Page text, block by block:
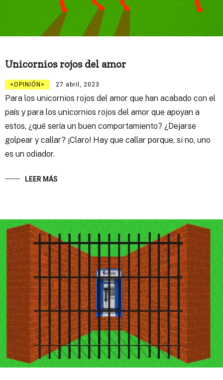
Unicornios rojos del amor
OPINIÓN 27 abril, 2023
Para los unicornios rojos del amor que han acabado con el
país y para los unicornios rojos del amor que apoyan a
estos, ¿qué sería un buen comportamiento? ¿Dejarse
golpear y callar? ¡Claro! Hay que callar porque, si no, uno
es un odiador.
LEER MÁS